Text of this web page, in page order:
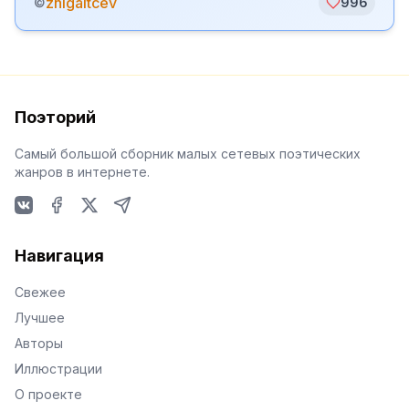
Поэторий
Самый большой сборник малых сетевых поэтических
жанров в интернете.
Навигация
Свежее
Лучшее
Авторы
Иллюстрации
О проекте